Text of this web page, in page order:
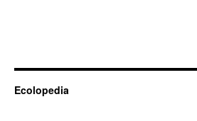
Ecolopedia